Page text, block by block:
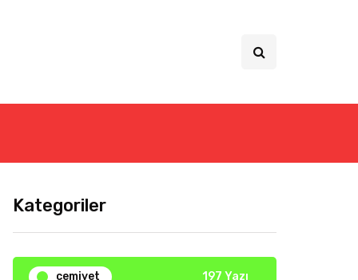
Kategoriler
cemiyet 197 Yazı